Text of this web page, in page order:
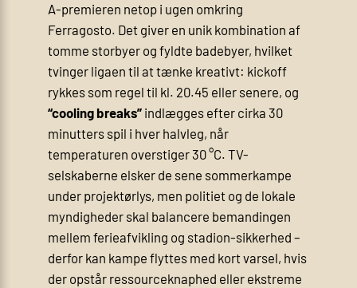
A-premieren netop i ugen omkring
Ferragosto. Det giver en unik kombination af
tomme storbyer og fyldte badebyer, hvilket
tvinger ligaen til at tænke kreativt: kickoff
rykkes som regel til kl. 20.45 eller senere, og
“cooling breaks”indlægges efter cirka 30
minutters spil i hver halvleg, når
temperaturen overstiger 30 °C. TV-
selskaberne elsker de sene sommerkampe
under projektørlys, men politiet og de lokale
myndigheder skal balancere bemandingen
mellem ferieafvikling og stadion-sikkerhed –
derfor kan kampe flyttes med kort varsel, hvis
der opstår ressourceknaphed eller ekstreme